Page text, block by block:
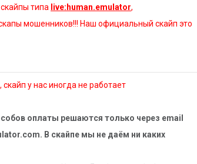
типа live:human.emulator,
мошенников!!! Наш официальный скайп это
у нас иногда не работает
оплаты решаются только через email
В скайпе мы не даём ни каких